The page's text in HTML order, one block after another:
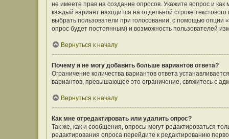
не имеете прав на создание опросов. Укажите вопрос и
каждый вариант находится на отдельной строке
выбрать пользователи при голосовании, с помощью опции
опрос будет постоянным) и возможность пользователей
Вернуться к началу
Почему я не могу добавить больше вариантов ответа?
Ограничение количества вариантов ответа
вариантов, превышающее это ограничение, свяжитесь с
Вернуться к началу
Как мне отредактировать или удалить опрос?
Так же, как и сообщения, опросы могут редактироваться
редактирования опроса перейдите к редактированию